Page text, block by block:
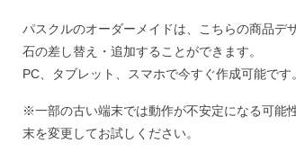
パスクルのオーダーメイドは、こちらの商品デ
石の差し替え・追加することができます。
PC、タブレット、スマホで今すぐ作成可能です。
※一部の古い端末では動作が不安定になる可能
末を変更してお試しください。